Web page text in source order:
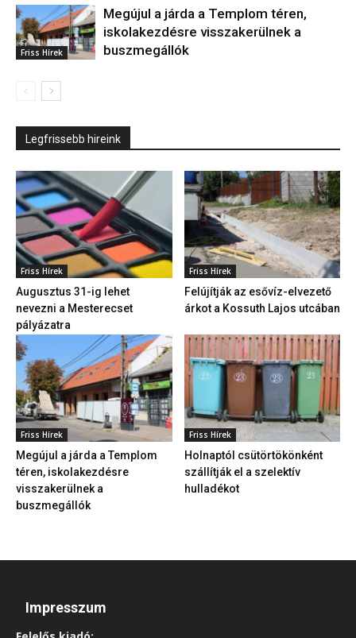
Friss Hírek
Megújul a járda a Templom téren,
iskolakezdésre visszakerülnek a
buszmegállók
Legfrissebb hireink
Friss Hírek
Augusztus 31-ig lehet
nevezni a Mesterecset
pályázatra
Friss Hírek
Felújítják az esővíz-elvezető
árkot a Kossuth Lajos utcában
Friss Hírek
Megújul a járda a Templom
téren, iskolakezdésre
visszakerülnek a
buszmegállók
Friss Hírek
Holnaptól csütörtökönként
szállítják el a szelektív
hulladékot
Impresszum